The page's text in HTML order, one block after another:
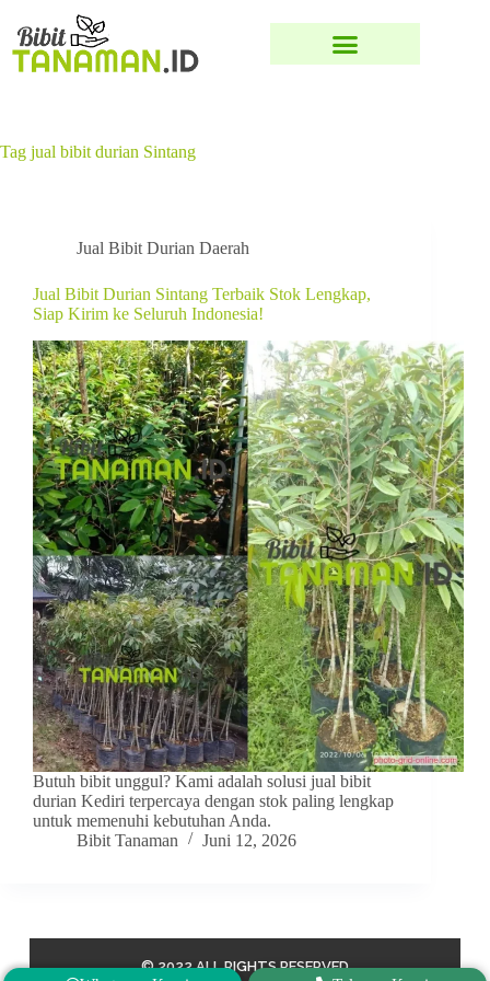
Tag jual bibit durian Sintang
Jual Bibit Durian Daerah
Jual Bibit Durian Sintang Terbaik Stok Lengkap,
Siap Kirim ke Seluruh Indonesia!
Butuh bibit unggul? Kami adalah solusi jual bibit
durian Kediri terpercaya dengan stok paling lengkap
untuk memenuhi kebutuhan Anda.
Bibit Tanaman
Juni 12, 2026
© 2022 ALL RIGHTS RESERVED